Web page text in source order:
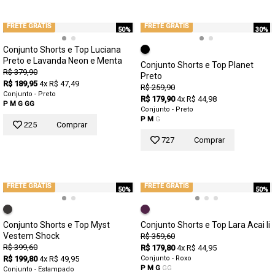
50%
FRETE GRÁTIS
Conjunto Shorts e Top Luciana
Preto e Lavanda Neon e Menta
R$ 379,90
R$ 189,95 4x R$ 47,49
Conjunto - Preto
P M G GG
225 Comprar
30%
FRETE GRÁTIS
Conjunto Shorts e Top Planet
Preto
R$ 259,90
R$ 179,90 4x R$ 44,98
Conjunto - Preto
P M G
727 Comprar
50%
FRETE GRÁTIS
Conjunto Shorts e Top Myst
Vestem Shock
R$ 399,60
R$ 199,80 4x R$ 49,95
Conjunto - Estampado
50%
FRETE GRÁTIS
Conjunto Shorts e Top Lara Acai Ii
R$ 359,60
R$ 179,80 4x R$ 44,95
Conjunto - Roxo
P M G GG